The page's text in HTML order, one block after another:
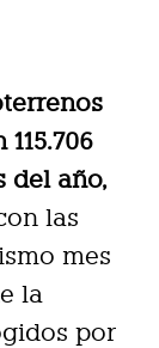
del año,
las
mes
la
por